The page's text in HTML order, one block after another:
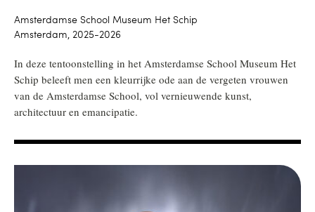
Amsterdamse School Museum Het Schip
Amsterdam, 2025-2026
In deze tentoonstelling in het Amsterdamse School Museum Het
Schip beleeft men een kleurrijke ode aan de vergeten vrouwen
van de Amsterdamse School, vol vernieuwende kunst,
architectuur en emancipatie.